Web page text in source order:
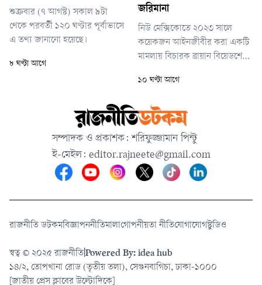
শুক্রবার (৭ আগস্ট) সকাল ৯টা
থেকে পরবর্তী ১২০ ঘণ্টার পূর্বাভাসে
এ তথ্য জানানো হয়েছে।
৮ ঘণ্টা আগে
জরিমানা
নিউ মেক্সিকোতে ২০২৩ সালে
কয়েকজন আইনজীবীর করা একটি
মামলায় বিচারক ব্রায়ান বিয়েডশেইড
ফেসবুকসহ মেটার প্ল্যাটফর্মগুলো
যৌন উত্তেজক উপাদান ও যৌন
শিকারীদের সংস্পর্শে এনেছে—
এমন অভিযোগ এনে মেটাকে
দায়বদ্ধ করার দাবি করা হয়েছিল
মামলায়।
১০ ঘণ্টা আগে
সম্পাদক ও প্রকাশক: শরিফুজ্জামান পিন্টু
ই-মেইল: editor.rajneete@gmail.com
রাজনীতি ডটকমবিজ্ঞাপননীতিমালাগোপনীয়তা নীতিযোগাযোগস্টুডিও
স্বত্ব © ২০২৫ রাজনীতিPowered By: idea hub
১৪/২, তোপখানা রোড (তৃতীয় তলা), সেগুনবাগিচা, ঢাকা-১০০০
[জাতীয় প্রেস ক্লাবের উল্টোদিকে]